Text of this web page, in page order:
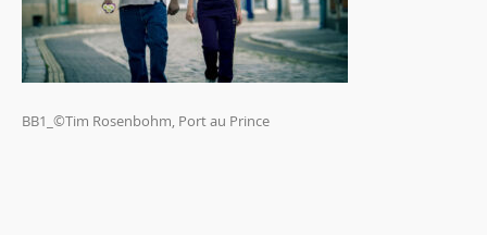
BB1_©Tim Rosenbohm, Port au Prince